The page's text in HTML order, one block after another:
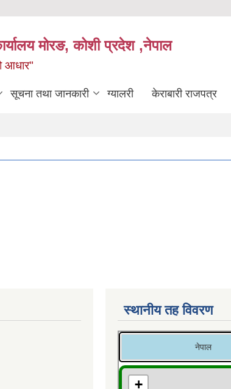
मोरङ, कोशी प्रदेश ,नेपाल
आधार"
सूचना तथा जानकारी ग्यालरी केराबारी राजपत्र
स्थानीय तह विवरण